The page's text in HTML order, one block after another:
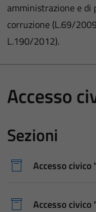
amministrazione e di
corruzione (L.69/
L.190/2012).
Accesso
Sezioni
Accesso civico
Accesso civico